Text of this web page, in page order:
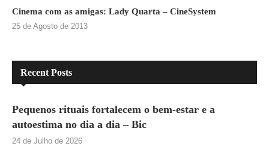
Cinema com as amigas: Lady Quarta – CineSystem
25 de Agosto de 2013
Recent Posts
Pequenos rituais fortalecem o bem-estar e a
autoestima no dia a dia – Bic
24 de Julho de 2026